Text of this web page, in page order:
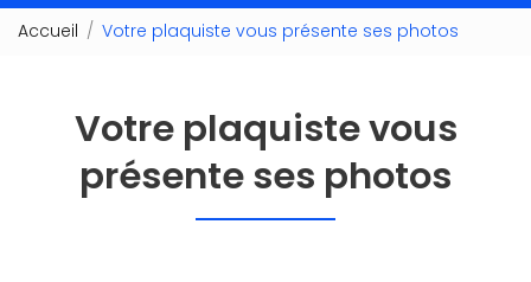
Accueil Votre plaquiste vous présente ses photos
Votre plaquiste vous
présente ses photos